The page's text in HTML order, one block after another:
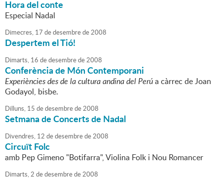
Hora del conte
Especial Nadal
Dimecres, 17 dedesembrede2008
Despertem el Tió!
Dimarts, 16 dedesembrede2008
Conferència de Món Contemporani
Experiències des de la cultura andina del Perúa càrrec de Joan
Godayol, bisbe.
Dilluns, 15 dedesembrede2008
Setmana de Concerts de Nadal
Divendres, 12 dedesembrede2008
Circuït Folc
amb Pep Gimeno "Botifarra", Violina Folk i Nou Romancer
Dimarts,2 dedesembrede2008